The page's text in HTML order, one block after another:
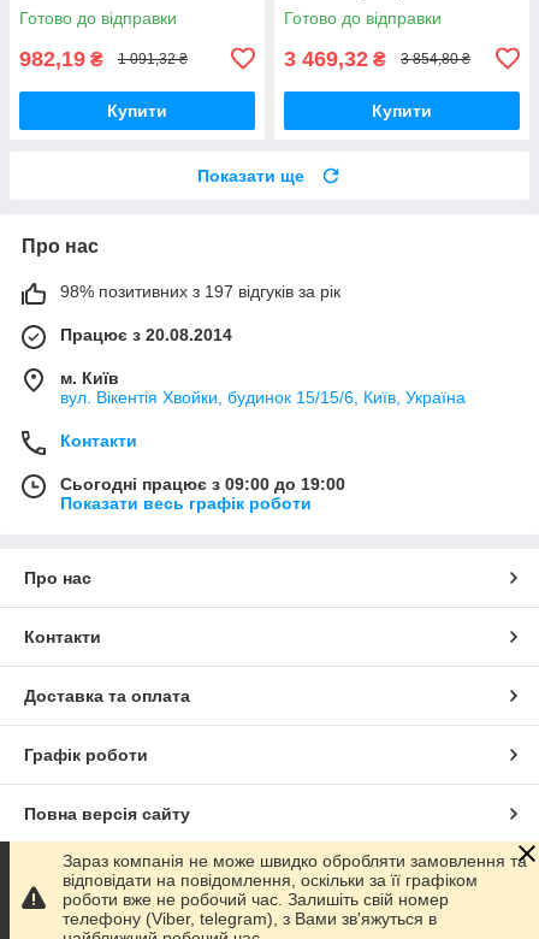
Готово до відправки
982,19 ₴ 1 091,32 ₴
Купити
Готово до відправки
3 469,32 ₴ 3 854,80 ₴
Купити
Показати ще
Про нас
98% позитивних з 197 відгуків за рік
Працює з 20.08.2014
м. Київ
вул. Вікентія Хвойки, будинок 15/15/6, Київ, Україна
Контакти
Сьогодні працює з 09:00 до 19:00
Показати весь графік роботи
Про нас
Контакти
Доставка та оплата
Графік роботи
Повна версія сайту
Сайт створено на маркетплейсіProm.ua
Політика конфіденційності
Зараз компанія не може швидко обробляти замовлення та
відповідати на повідомлення, оскільки за її графіком
роботи вже не робочий час. Залишіть свій номер
телефону (Viber, telegram), з Вами зв'яжуться в